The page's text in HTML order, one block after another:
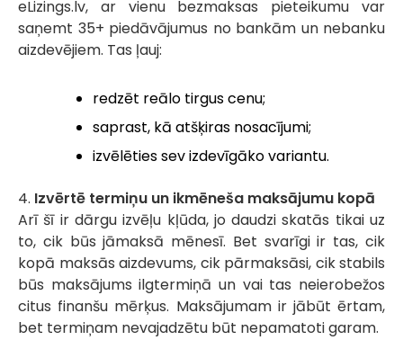
eLizings.lv, ar vienu bezmaksas pieteikumu var
saņemt 35+ piedāvājumus no bankām un nebanku
aizdevējiem. Tas ļauj:
redzēt reālo tirgus cenu;
saprast, kā atšķiras nosacījumi;
izvēlēties sev izdevīgāko variantu.
4. Izvērtē termiņu un ikmēneša maksājumu kopā
Arī šī ir dārgu izvēļu kļūda, jo daudzi skatās tikai uz
to, cik būs jāmaksā mēnesī. Bet svarīgi ir tas, cik
kopā maksās aizdevums, cik pārmaksāsi, cik stabils
būs maksājums ilgtermiņā un vai tas neierobežos
citus finanšu mērķus. Maksājumam ir jābūt ērtam,
bet termiņam nevajadzētu būt nepamatoti garam.